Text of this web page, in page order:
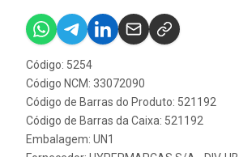
Código: 5254
Código NCM: 33072090
Código de Barras do Produto: 521192
Código de Barras da Caixa: 521192
Embalagem: UN1